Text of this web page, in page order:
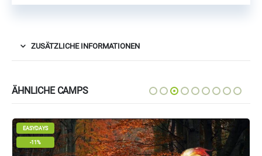
ZUSÄTZLICHE INFORMATIONEN
ÄHNLICHE CAMPS
EASYDAYS
-14%